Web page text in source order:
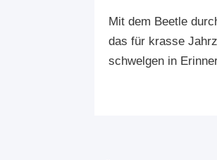
Mit dem Beetle
das für krasse
schwelgen in